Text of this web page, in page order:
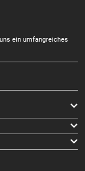
ein umfangreiches